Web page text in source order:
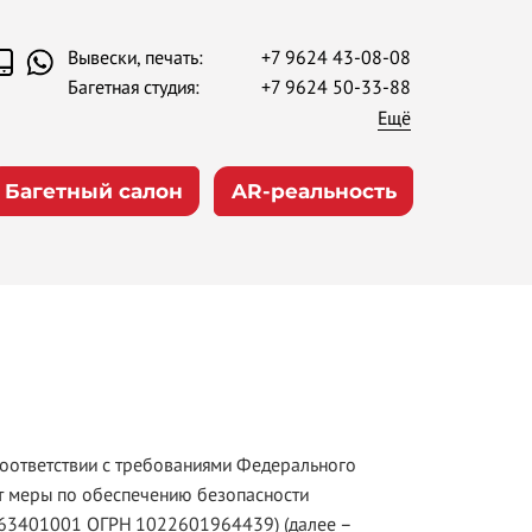
+7 9624 43-08-08
+7 9624 50-33-88
Вывески, печать:
Багетная студия:
салон AR-реальность
Ещё
с требованиями Федерального
по обеспечению безопасности
ОГРН 1022601964439) (далее –